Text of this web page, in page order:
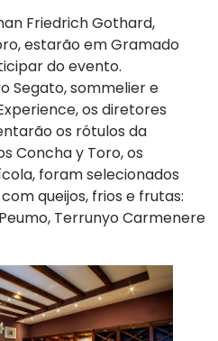
Friedrich Gothard,
estarão em Gramado
do evento.
Segato, sommelier e
os diretores
os rótulos da
Concha y Toro, os
foram selecionados
queijos, frios e frutas:
Terrunyo Carmenere